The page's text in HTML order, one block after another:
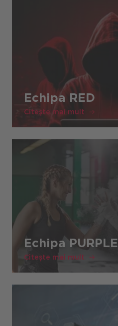
Echipa RED
Citește mai mult
Echipa PURPLE
Citește mai mult